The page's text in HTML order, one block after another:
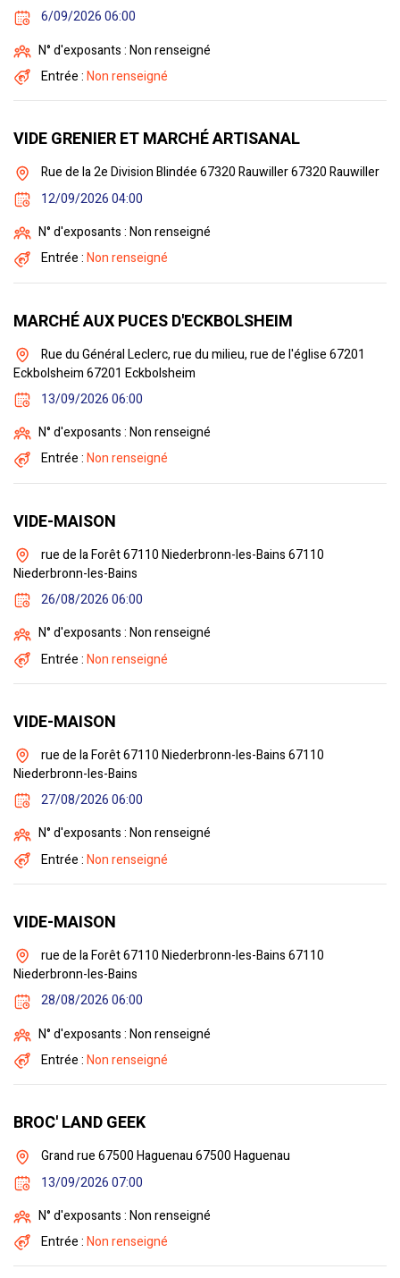
6/09/2026 06:00
N° d'exposants : Non renseigné
Entrée :Non renseigné
VIDE GRENIER ET MARCHÉ ARTISANAL
Rue de la 2e Division Blindée 67320 Rauwiller 67320 Rauwiller
12/09/2026 04:00
N° d'exposants : Non renseigné
Entrée :Non renseigné
MARCHÉ AUX PUCES D'ECKBOLSHEIM
Rue du Général Leclerc, rue du milieu, rue de l'église 67201
Eckbolsheim 67201 Eckbolsheim
13/09/2026 06:00
N° d'exposants : Non renseigné
Entrée :Non renseigné
VIDE-MAISON
rue de la Forêt 67110 Niederbronn-les-Bains 67110
Niederbronn-les-Bains
26/08/2026 06:00
N° d'exposants : Non renseigné
Entrée :Non renseigné
VIDE-MAISON
rue de la Forêt 67110 Niederbronn-les-Bains 67110
Niederbronn-les-Bains
27/08/2026 06:00
N° d'exposants : Non renseigné
Entrée :Non renseigné
VIDE-MAISON
rue de la Forêt 67110 Niederbronn-les-Bains 67110
Niederbronn-les-Bains
28/08/2026 06:00
N° d'exposants : Non renseigné
Entrée :Non renseigné
BROC' LAND GEEK
Grand rue 67500 Haguenau 67500 Haguenau
13/09/2026 07:00
N° d'exposants : Non renseigné
Entrée :Non renseigné